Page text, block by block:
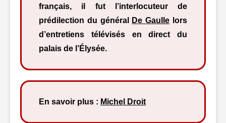
français, il fut l’interlocuteur de
prédilection du général
De Gaulle lors
d’entretiens télévisés en direct du
palais de l’Élysée.
En savoir plus : Michel Droit